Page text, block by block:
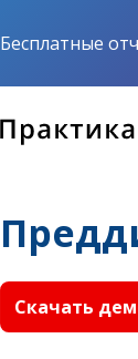
Бесплатные
Скачать